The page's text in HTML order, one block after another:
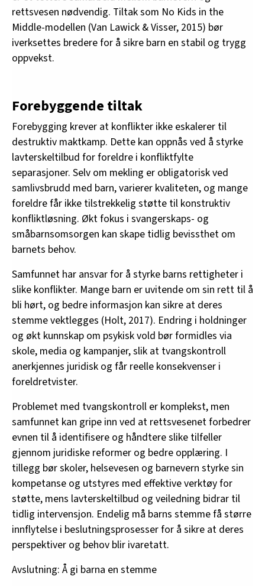
rettsvesen nødvendig. Tiltak som No Kids in the
Middle-modellen (Van Lawick & Visser, 2015) bør
iverksettes bredere for å sikre barn en stabil og trygg
oppvekst.
Forebyggende tiltak
Forebygging krever at konflikter ikke eskalerer til
destruktiv maktkamp. Dette kan oppnås ved å styrke
lavterskeltilbud for foreldre i konfliktfylte
separasjoner. Selv om mekling er obligatorisk ved
samlivsbrudd med barn, varierer kvaliteten, og mange
foreldre får ikke tilstrekkelig støtte til konstruktiv
konfliktløsning. Økt fokus i svangerskaps- og
småbarnsomsorgen kan skape tidlig bevissthet om
barnets behov.
Samfunnet har ansvar for å styrke barns rettigheter i
slike konflikter. Mange barn er uvitende om sin rett til å
bli hørt, og bedre informasjon kan sikre at deres
stemme vektlegges (Holt, 2017). Endring i holdninger
og økt kunnskap om psykisk vold bør formidles via
skole, media og kampanjer, slik at tvangskontroll
anerkjennes juridisk og får reelle konsekvenser i
foreldretvister.
Problemet med tvangskontroll er komplekst, men
samfunnet kan gripe inn ved at rettsvesenet forbedrer
evnen til å identifisere og håndtere slike tilfeller
gjennom juridiske reformer og bedre opplæring. I
tillegg bør skoler, helsevesen og barnevern styrke sin
kompetanse og utstyres med effektive verktøy for
støtte, mens lavterskeltilbud og veiledning bidrar til
tidlig intervensjon. Endelig må barns stemme få større
innflytelse i beslutningsprosesser for å sikre at deres
perspektiver og behov blir ivaretatt.
Avslutning: Å gi barna en stemme